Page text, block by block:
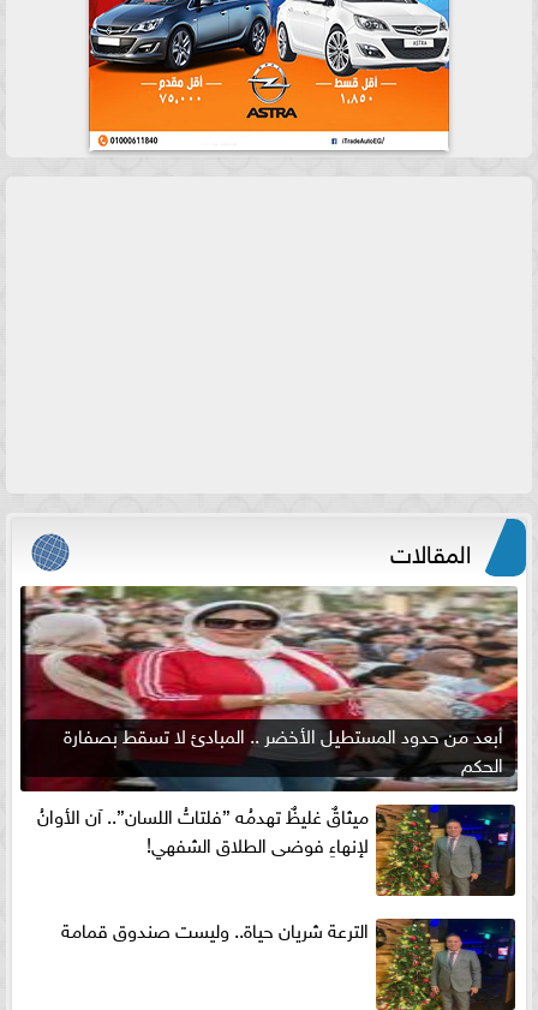
المقالات
أبعد من حدود المستطيل الأخضر .. المبادئ لا تسقط بصفارة
الحكم
ميثاقٌ غليظٌ تهدمُه ”فلتاتُ اللسان”.. آن الأوانُ
لإنهاءِ فوضى الطلاق الشفهي!
الترعة شريان حياة.. وليست صندوق قمامة